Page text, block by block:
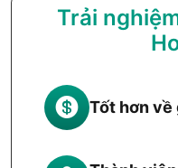
Trải
Tốt hơn về